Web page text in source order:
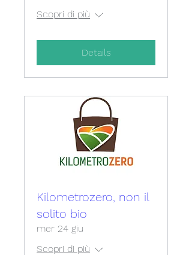
Scopri di più
Details
Kilometrozero, non il
solito bio
mer 24 giu
Scopri di più